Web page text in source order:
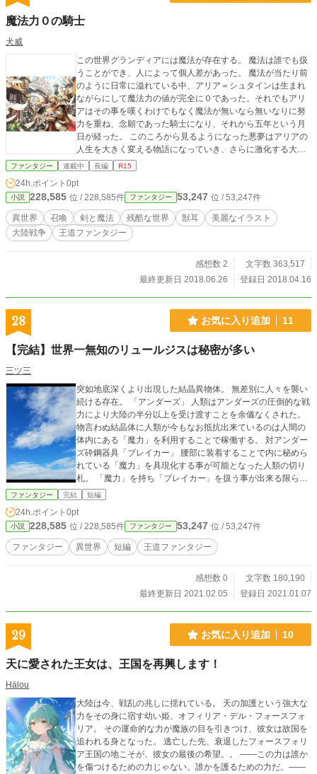
魔法力０の騎士
犬威
この世界グランディアには魔法が存在する。 魔法は誰でも扱
うことができ、人によって個人差があった。 魔法が当たり前
のように日常に溢れている中、アリア＝シュタインは生まれ
ながらにして魔法力の値が完全に０であった。それでもアリ
アはその事を嘆くわけでもなく魔法が無いなら無いなりに努
力を重ね、念願であった騎士になり、それから五年という月
日が経った。 このころから見るようになった悪夢はアリアの
人生を大きく変える物語になっていき、さらに激化する大陸
戦争にアリアもまた巻き込まれていく…… イラストはぎどら
お止めください！
ファンタジー 連載中 長編 R15
24h.ポイント 0pt
小説 228,585 位 / 228,585件 ファンタジー 53,247 位 / 53,247件
異世界 召喚 剣と魔法 残酷な世界 獣耳
美麗なイラスト
大陸戦争
王道ファンタジー
感想数 2
文字数 363,517
最終更新日 2018.06.26
登録日 2018.04.16
28 お気に入り追加 11
【完結】世界一無知のリュールジスは秘密が多い
三ツ三
突如地底深くより出現した結晶異物体。 無差別に人々を襲い
続ける存在。 「アンダーズ」 人類はアンダーズの圧倒的な戦
力により大陸の半分以上を受け渡すことを余儀なくされた。
物言わぬ結晶体に人類が今もなお抵抗出来ているのは人間の
体内にある「魔力」を利用することで稼働する。 対アンダー
ズ砕鋼器具「ブレイカー」 腰部に装着することで内に秘めら
れている「魔力」を具現化する事が可能となった人類の切り
札。 「魔力」を持ち「ブレイカー」を扱う事が出来る限られ
た者達。 「リベリィ」 彼等がアンダーズを倒す事が出来る唯
を続けていた。 「探し物・・・」 混沌とした各地を身一つで
歩き続けたが、一通の手紙が足を止めさせ彼の旅を終わらせ
たのだった。
ファンタジー 完結 短編
24h.ポイント 0pt
小説 228,585 位 / 228,585件 ファンタジー 53,247 位 / 53,247件
ファンタジー 異世界 短編 王道ファンタジー
感想数 0
文字数 180,190
最終更新日 2021.02.05
登録日 2021.01.07
29 お気に入り追加 10
天に愛された王女は、王国を再興します！
Hälou
大陸は今、戦乱の兆しに揺れている。 天の加護という強大な
力をその身に宿す幼い姫、オフィリア・デル・フォースフォ
リア。 その運命的な力が魔族の目を引きつけ、彼女は故国を
追われる身となった。 逃亡した先、衰退したフォースフォリ
ア王国の地こそが、彼女の最後の希望。。 ――この力は誰か
を傷つけるための力じゃない。誰かを護るための力だ。――